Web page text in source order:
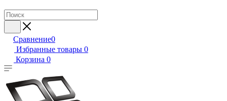
Сравнение0
Избранные товары 0
Корзина 0